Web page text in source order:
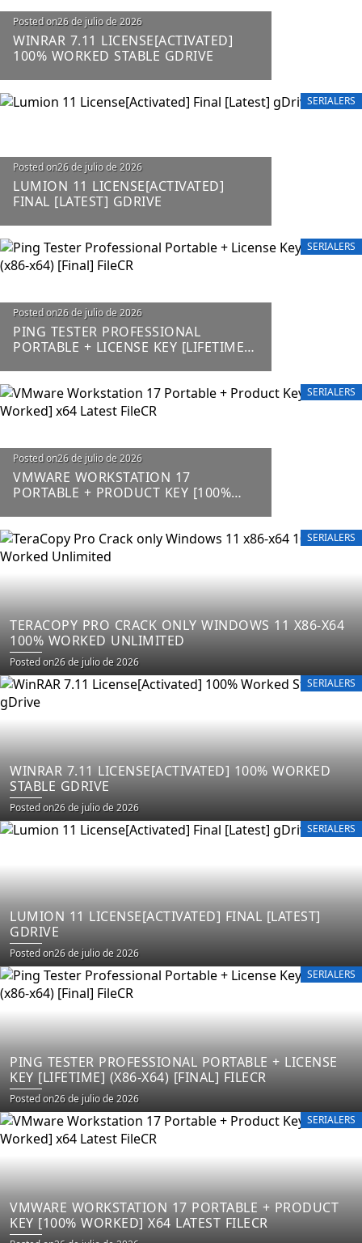
Posted on26 de julio de 2026
WINRAR 7.11 LICENSE[ACTIVATED]
100% WORKED STABLE GDRIVE
SERIALERS
Posted on26 de julio de 2026
LUMION 11 LICENSE[ACTIVATED]
FINAL [LATEST] GDRIVE
SERIALERS
Posted on26 de julio de 2026
PING TESTER PROFESSIONAL
PORTABLE + LICENSE KEY [LIFETIME]
SERIALERS
Posted on26 de julio de 2026
VMWARE WORKSTATION 17
PORTABLE + PRODUCT KEY [100%
SERIALERS
TERACOPY PRO CRACK ONLY WINDOWS 11 X86-X64
100% WORKED UNLIMITED
Posted on26 de julio de 2026
SERIALERS
WINRAR 7.11 LICENSE[ACTIVATED] 100% WORKED
STABLE GDRIVE
Posted on26 de julio de 2026
SERIALERS
LUMION 11 LICENSE[ACTIVATED] FINAL [LATEST]
GDRIVE
Posted on26 de julio de 2026
SERIALERS
PING TESTER PROFESSIONAL PORTABLE + LICENSE
KEY [LIFETIME] (X86-X64) [FINAL] FILECR
Posted on26 de julio de 2026
SERIALERS
VMWARE WORKSTATION 17 PORTABLE + PRODUCT
KEY [100% WORKED] X64 LATEST FILECR